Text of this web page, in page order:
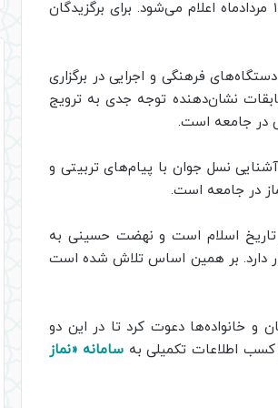
ادامه خواهد داشت و نتایج آن روز سه‌شنبه ۱۳ مردادماه اعلام می‌شود. برای برگزیدگان
فرهنگی و اجرایی در برگزاری
نشان‌دهنده توجه جدی به ترویج
در جامعه است.
نسل جوان با پیام‌های تربیتی و
در جامعه است.
تاریخ اسلام است و نهضت حسینی به
دارد. بر همین اساس تلاش شده است
و خانواده‌ها دعوت کرد تا در این دو
کسب اطلاعات تکمیلی بهسامانه «نماز